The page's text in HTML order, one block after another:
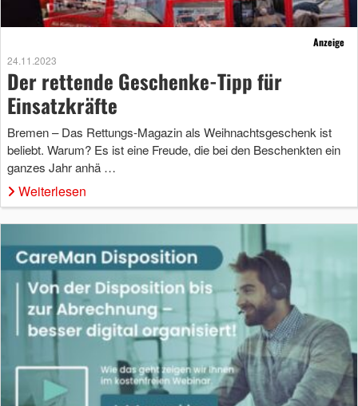
Anzeige
24.11.2023
Der rettende Geschenke-Tipp für
Einsatzkräfte
Bremen – Das Rettungs-Magazin als Weihnachtsgeschenk ist
beliebt. Warum? Es ist eine Freude, die bei den Beschenkten ein
ganzes Jahr anhä …
Weiterlesen